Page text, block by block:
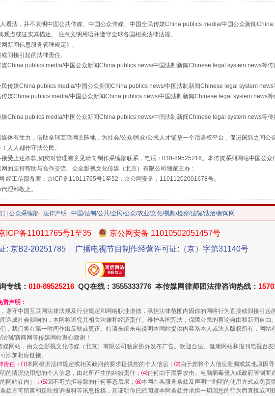
珠宝鉴定乱象
走近一线检察官
“谁都不怕”的
除了知识还要"留白" 用生命托举
看法，并不表明中国公共传媒、中国公众传媒、中国全民传媒China publics media/中国公众新闻
点或证实其描述。 注意文明用语并遵守全球各国相关法律法规。
网新闻信息服务管理规定》。
间接引起的法律责任。
China publics media/中国公众新闻China publics news/中国法制新闻Chinese legal system news等传
传媒China publics media/中国公众新闻China publics news/中国法制新闻Chinese legal system
媒China publics media/中国公众新闻China publics news/中国法制新闻Chinese legal system news
China publics media/中国公众新闻China publics news/中国法制新闻Chinese legal system news等传
体有生力，借助全球互联网主阵地，为社会/公众/民众/公民人才铺垫一个话语权平台，促进国际之间公
人人都作守法公民。
受上述条款,如您对管理有意见请向制作采编部联系，电话：010-89525216。本传媒系列网站中国公众
的支持帮助与合作交流。众全影视文化传媒（北京）有限公司独家主办 :
经工信部备案：京ICP备11011765号1至52，京公网安备：11011202001678号。
理部敬上。
公众采编部 法律声明 | 中国/法制/公共/全民/公众/农业/文化/视频/检察/法院/法治/新闻网
ICP备11011765号1至35
京公网安备 11010502051457号
: 京B2-20251785
广播电视节目制作经营许可证:（京）字第31140号
专线： 010-89525216 QQ在线：3555333776 本传媒网律师团法律咨询热线：
声明：
遵守中国互联网法律法规及行业规定和网络职业道德，承担法律范围内因你的网络行为直接或间接引起
造成社会影响的，本网将追究其相关法律和经济责任。维护各国宪法，保障公民的言论自由和新闻自由
，我们将在第一时间作出反映或更正。特请来函来电说明本网站提供内容系本人或法人版权所有，网站
制/新闻网等传媒网站衷心致谢！
网站，由众全影视文化传媒（北京）有限公司独家协办发布广告。欢迎合法、健康网站和报刊电视台
添加相应链接。
责任：⑴本网根据法律规定或相关政府的要求提供您的个人信息； ⑵由于您将个人信息泄漏或其他原因
的情况使用您的个人信息，由此所产生的纠纷责任； ⑷任何由于黑客攻击、电脑病毒侵入或政府管制而
网站在内）； ⑸因不可抗拒导致的任何事态后果； ⑹本网在各服务条款及声明中列明的使用方式或免责
款方可留言和反映投诉报料等讯息投稿，其证明你已经阅读本网条款并承担一切因您的行为而直接或间